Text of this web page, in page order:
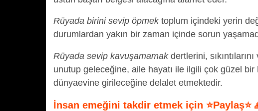
Rüyada birini sevip öpmektoplum içindeki yerin
durumlardan yakın bir zaman içinde sorun
Rüyada sevip kavuşamamakdertlerini,
unutup geleceğine, aile hayatı ile ilgili çok güzel bir
dünyaevine girileceğine delalet etmektedir.
İnsan emeğini takdir etmek için ⭐Paylaş⭐